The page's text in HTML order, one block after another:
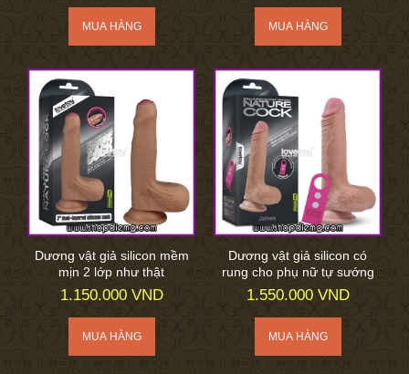
Dương vật giả silicon mềm
mịn 2 lớp như thật
1.150.000 VND
Dương vật giả silicon có
rung cho phụ nữ tự sướng
1.550.000 VND